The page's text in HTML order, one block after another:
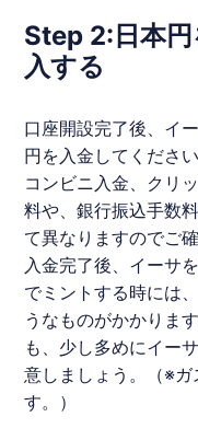
Step 2:日本
入する
口座開設完了後、イ
円を入金してくださ
コンビニ入金、クリ
料や、銀行振込手数
て異なりますのでご
入金完了後、イーサ
でミントする時には
うなものがかかりま
も、少し多めにイー
意しましょう。（※ガ
す。）